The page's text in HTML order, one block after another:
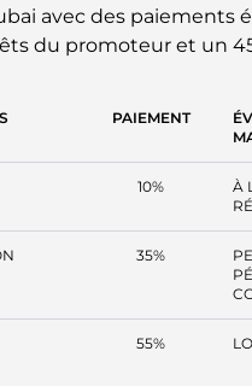
avec des paiements
du promoteur et un
PAIEMENT
10%
À
35%
55%